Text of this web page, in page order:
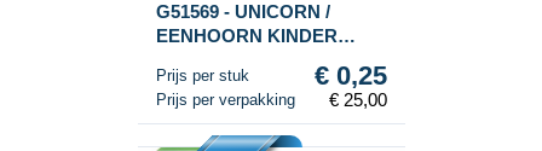
G51569 - UNICORN /
EENHOORN KINDER
(100st.)
Prijs per stuk € 0,25
Prijs per verpakking € 25,00